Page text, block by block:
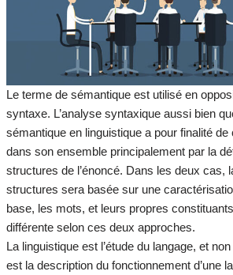
Le terme de sémantique est utilisé en
syntaxe. L’analyse syntaxique aussi bien
sémantique en linguistique a pour finalité de
dans son ensemble principalement par la
structures de l’énoncé. Dans les deux cas,
structures sera basée sur une
base, les mots, et leurs propres
différente selon ces deux approches.
La linguistique est l’étude du langage, et
est la description du fonctionnement d’une